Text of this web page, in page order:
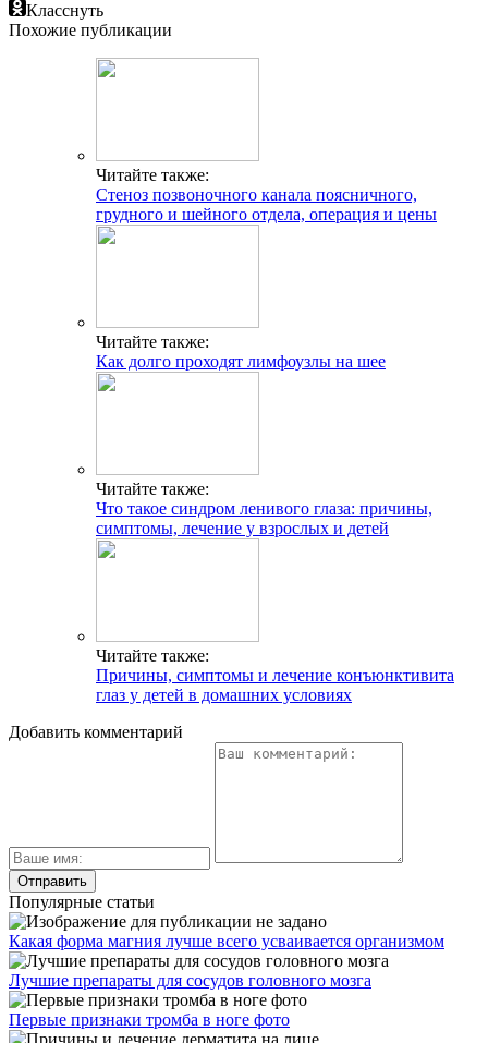
Класснуть
Похожие публикации
Читайте также:
Стеноз позвоночного канала поясничного,
грудного и шейного отдела, операция и цены
Читайте также:
Как долго проходят лимфоузлы на шее
Читайте также:
Что такое синдром ленивого глаза: причины,
симптомы, лечение у взрослых и детей
Читайте также:
Причины, симптомы и лечение конъюнктивита
глаз у детей в домашних условиях
Добавить комментарий
Популярные статьи
Какая форма магния лучше всего усваивается организмом
Лучшие препараты для сосудов головного мозга
Первые признаки тромба в ноге фото